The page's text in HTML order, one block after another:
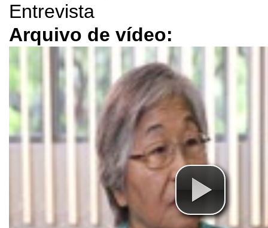
Entrevista
Arquivo de vídeo: